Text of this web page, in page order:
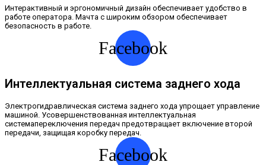
Интерактивный и эргономичный дизайн обеспечивает удобство в
работе оператора. Мачта с широким обзором обеспечивает
безопасность в работе.
Facebook
Интеллектуальная система заднего хода
Электрогидравлическая система заднего хода упрощает управление
машиной. Усовершенствованная интеллектуальная
системапереключения передач предотвращает включение второй
передачи, защищая коробку передач.
Facebook